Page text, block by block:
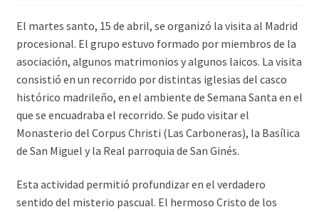
Publicaciones
Nosotros
¿Te unes?
El martes santo, 15 de abril, se organizó la visita al Madrid
procesional. El grupo estuvo formado por miembros de la
asociación, algunos matrimonios y algunos laicos. La visita
consistió en un recorrido por distintas iglesias del casco
histórico madrileño, en el ambiente de Semana Santa en el
que se encuadraba el recorrido. Se pudo visitar el
Monasterio del Corpus Christi (Las Carboneras), la Basílica
de San Miguel y la Real parroquia de San Ginés.
Esta actividad permitió profundizar en el verdadero
sentido del misterio pascual. El hermoso Cristo de los